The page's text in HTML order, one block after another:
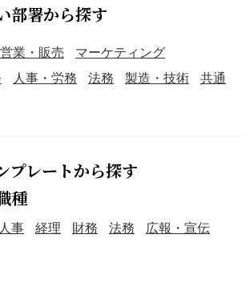
部署から探す
営業・販売
マーケティング
人事・労務 法務 製造・技術
共通
プレートから探す
種
人事 経理 財務 法務
広報・宣伝